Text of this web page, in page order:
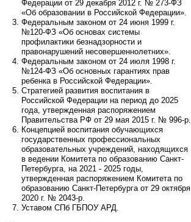
Федерации от 29 декабря 2012 г. № 273-ФЗ
«Об образовании в Российской Федерации».
Федеральным законом от 24 июня 1999 г.
№120-ФЗ «Об основах системы
профилактики безнадзорности и
правонарушений несовершеннолетних».
Федеральным законом от 24 июля 1998 г.
№124-ФЗ «Об основных гарантиях прав
ребенка в Российской Федерации».
Стратегией развития воспитания в
Российской Федерации на период до 2025
года, утвержденная распоряжением
Правительства РФ от 29 мая 2015 г. № 996-р.
Концепцией воспитания обучающихся
государственных профессиональных
образовательных учреждений, находящихся
в ведении Комитета по образованию Санкт-
Петербурга, на 2021 - 2025 годы,
утвержденная распоряжением Комитета по
образованию Санкт-Петербурга от 29 октября
2020 г. № 2043-р.
Уставом СПб ГБПОУ АРД.